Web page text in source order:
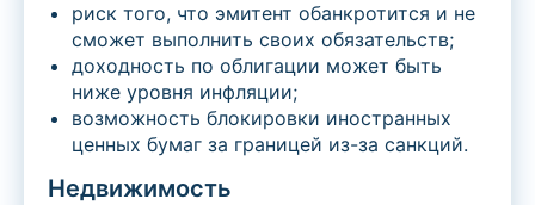
риск того, что эмитент обанкротится и не
сможет выполнить своих обязательств;
доходность по облигации может быть
ниже уровня инфляции;
возможность блокировки иностранных
ценных бумаг за границей из-за санкций.
Недвижимость